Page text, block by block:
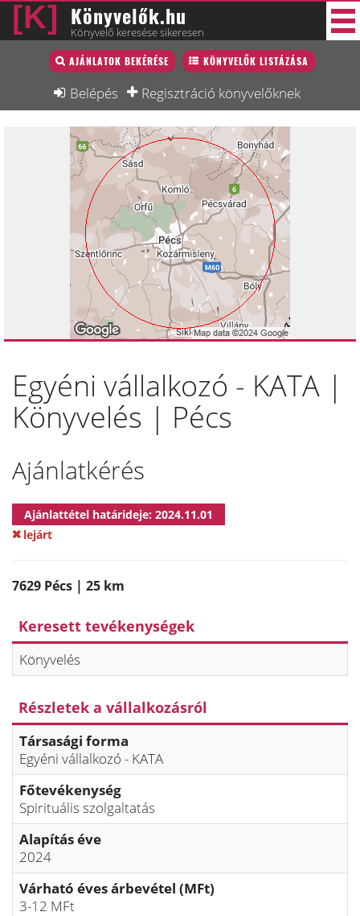
Könyvelők.hu
Könyvelő keresése sikeresen
AJÁNLATOK BEKÉRÉSE KÖNYVELŐK LISTÁZÁSA
Belépés Regisztráció könyvelőknek
Könyvelő lista
Könyvelési munkák
Képzésnaptár
Egyéni vállalkozó - KATA |
Könyvelés | Pécs
Ajánlatkérés
Ajánlattétel határideje: 2024.11.01
lejárt
7629 Pécs | 25 km
Keresett tevékenységek
Könyvelés
Részletek a vállalkozásról
Társasági forma
Egyéni vállalkozó - KATA
Főtevékenység
Spirituális szolgaltatás
Alapítás éve
2024
Várható éves árbevétel (MFt)
3-12 MFt